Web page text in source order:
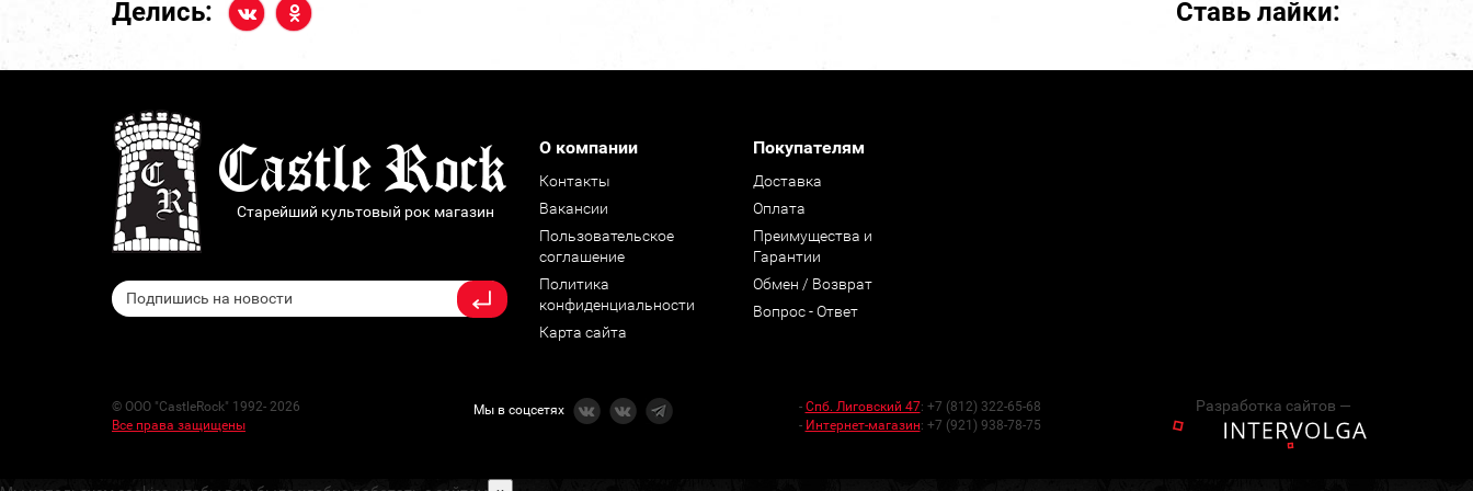
Делись: Ставь лайки:
Старейший культовый рок магазин
О компании
Контакты
Вакансии
Пользовательское
соглашение
Политика
конфиденциальности
Карта сайта
Покупателям
Доставка
Оплата
Преимущества и
Гарантии
Обмен / Возврат
Вопрос - Ответ
© ООО "CastleRock" 1992- 2026
Все права защищены
Мы в соцсетях - Спб. Лиговский 47: +7 (812) 322-65-68
- Интернет-магазин: +7 (921) 938-78-75
Разработка сайтов —